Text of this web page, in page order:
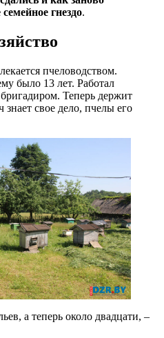
гнездо.
пчеловодством.
было 13 лет. Работал
Теперь держит
свое дело, пчелы его
а теперь около двадцати, –